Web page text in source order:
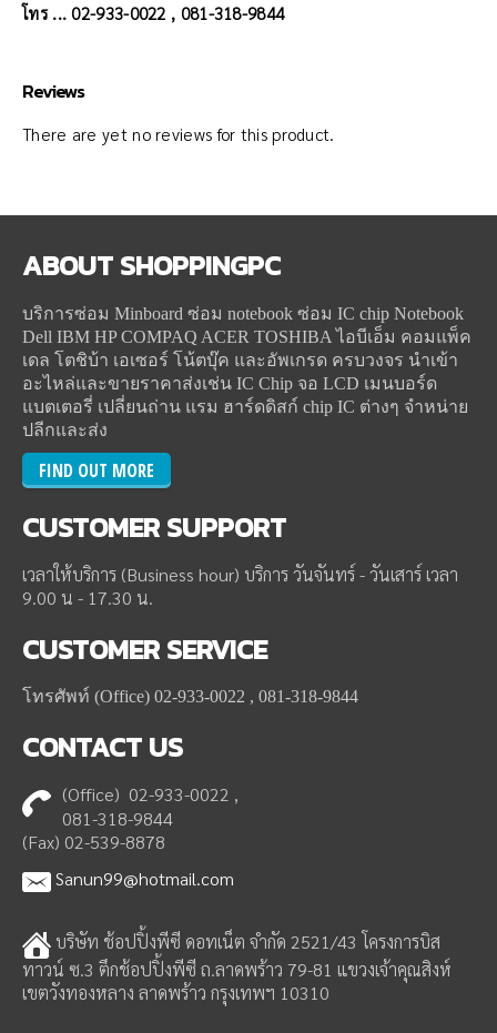
โทร ... 02-933-0022 , 081-318-9844
Reviews
There are yet no reviews for this product.
ABOUTSHOPPINGPC
บริการซ่อม Minboard ซ่อม notebook ซ่อม IC chip Notebook
Dell IBM HP COMPAQ ACER TOSHIBA ไอบีเอ็ม คอมแพ็ค
เดล โตชิบ้า เอเซอร์ โน้ตบุ๊ค และอัพเกรด ครบวงจร นำเข้า
อะไหล่และขายราคาส่งเช่น IC Chip จอ LCD เมนบอร์ด
แบตเตอรี่ เปลี่ยนถ่าน แรม ฮาร์ดดิสก์ chip IC ต่างๆ จำหน่าย
ปลีกและส่ง
FIND OUT MORE
CUSTOMERSUPPORT
เวลาให้บริการ (Business hour) บริการ วันจันทร์ - วันเสาร์ เวลา
9.00 น - 17.30 น.
CUSTOMERSERVICE
โทรศัพท์ (Office) 02-933-0022 , 081-318-9844
CONTACTUS
(Office) 02-933-0022 ,
081-318-9844
(Fax) 02-539-8878
Sanun99@hotmail.com
บริษัท ช้อปปิ้งพีซี ดอทเน็ต จำกัด 2521/43 โครงการบิส
ทาวน์ ซ.3 ตึกช้อปปิ้งพีซี ถ.ลาดพร้าว 79-81 แขวงเจ้าคุณสิงห์
เขตวังทองหลาง ลาดพร้าว กรุงเทพฯ 10310